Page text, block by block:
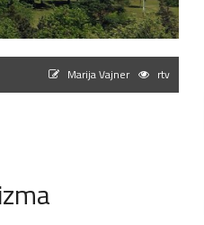
rtv
Marija Vajner